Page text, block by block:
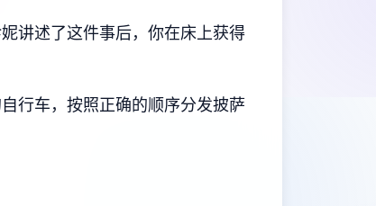
讲述了这件事后，你在床上获得
行车，按照正确的顺序分发披萨